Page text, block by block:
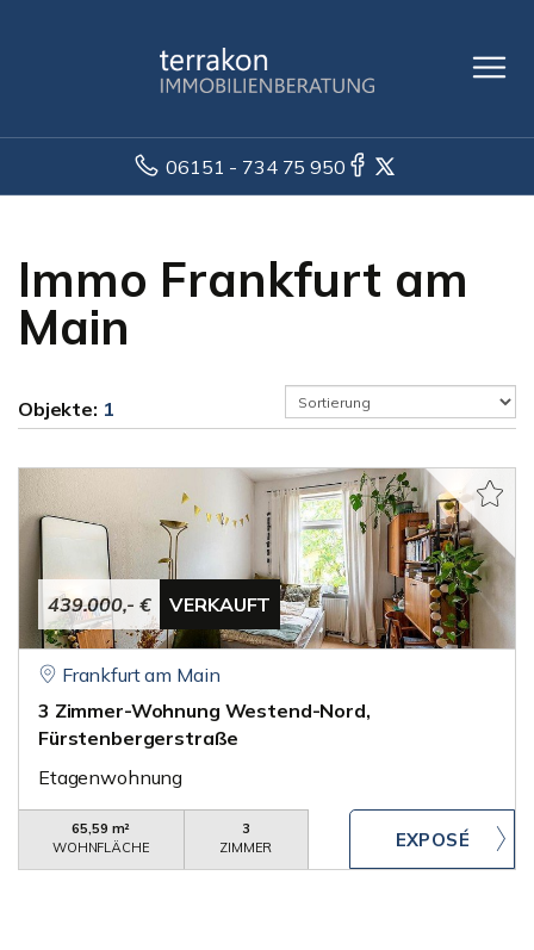
06151 - 734 75 950
Immo Frankfurt am
Main
Objekte: 1
439.000,- € VERKAUFT
Frankfurt am Main
3 Zimmer-Wohnung Westend-Nord,
Fürstenbergerstraße
Etagenwohnung
65,59 m²
WOHNFLÄCHE
3
ZIMMER